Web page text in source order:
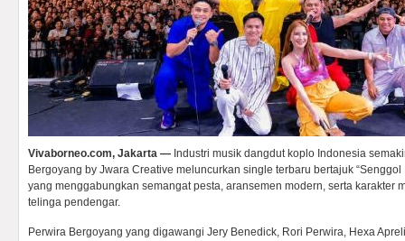
Vivaborneo.com, Jakarta — Industri musik dangdut koplo Indonesia
Bergoyang by Jwara Creative meluncurkan single terbaru bertajuk
yang menggabungkan semangat pesta, aransemen modern, serta karakter
telinga pendengar.
Perwira Bergoyang yang digawangi Jery Benedick, Rori Perwira, Hexa